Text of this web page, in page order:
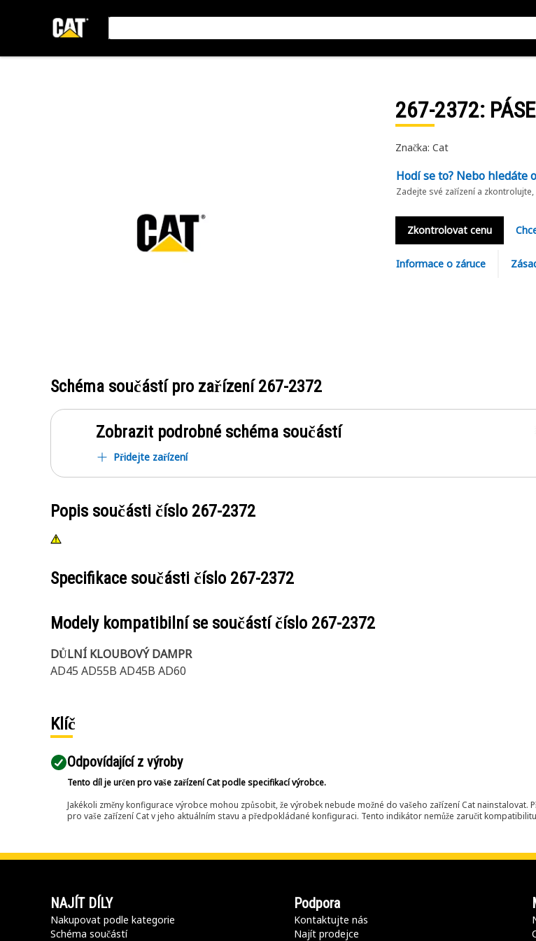
267-2372:
Značka: Cat
Hodí se to? Nebo hledáte
Zadejte své zařízení a
Zkontrolovat cenu
Informace o záruce
Schéma součástí pro zařízení267-2372
Zobrazit podrobné schéma součástí
Přidejte zařízení
Popis součásti číslo 267-2372
Specifikace součásti číslo 267-2372
Modely kompatibilní se součástí číslo 267-2372
DŮLNÍ KLOUBOVÝ DAMPR
AD45 AD55B AD45B AD60
Klíč
Odpovídající z výroby
Tento díl je určen pro vaše zařízení Cat podle specifikací výrobce.
Jakékoli změny konfigurace výrobce mohou způsobit, že výrobek nebude možné do vašeho zařízení Cat
pro vaše zařízení Cat v jeho aktuálním stavu a předpokládané konfiguraci. Tento indikátor nemůže zaručit
NAJÍT DÍLY
Nakupovat podle kategorie
Schéma součástí
Podpora
Kontaktujte nás
Najít prodejce